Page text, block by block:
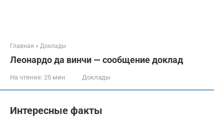
Главная » Доклады
Леонардо да винчи — сообщение доклад
На чтение: 25 мин Доклады
Интересные факты